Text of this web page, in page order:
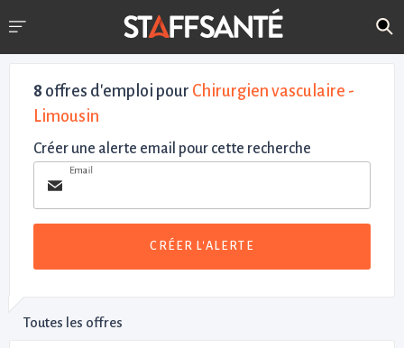
8 offres d'emploi pour Chirurgien vasculaire -
Limousin
Créer une alerte email pour cette recherche
Email
CRÉER L'ALERTE
Toutes les offres